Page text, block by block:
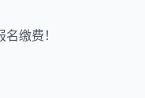
缴费！